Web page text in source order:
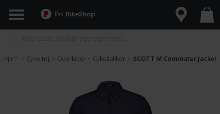
Hjem > Cykeltøj > Overkrop > Cykeljakker > SCOTT M Commuter Jacket